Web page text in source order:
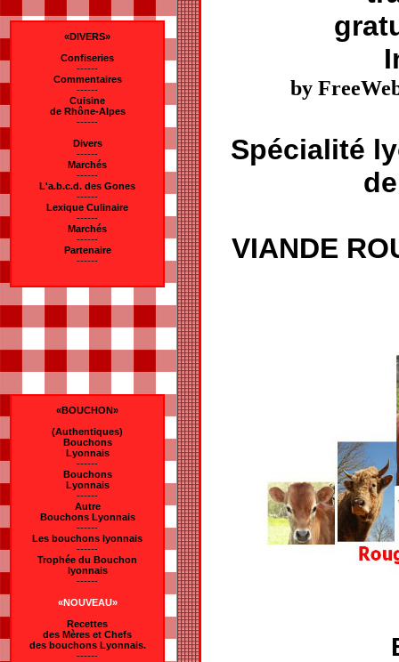
«DIVERS»
Confiseries
------
Commentaires
------
Cuisine
de Rhône-Alpes
------
Divers
------
Marchés
------
L'a.b.c.d. des Gones
------
Lexique Culinaire
------
Marchés
------
Partenaire
------
«BOUCHON»
(Authentiques)
Bouchons
Lyonnais
------
Bouchons
Lyonnais
------
Autre
Bouchons Lyonnais
------
Les bouchons lyonnais
------
Trophée du Bouchon
lyonnais
------
«NOUVEAU»
Recettes
des Mères et Chefs
des bouchons Lyonnais.
------
by
Spécialité
VIANDE